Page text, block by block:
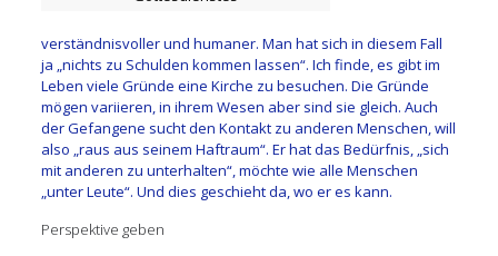
verständnisvoller und humaner. Man hat sich in diesem Fall
ja „nichts zu Schulden kommen lassen“. Ich finde, es gibt im
Leben viele Gründe eine Kirche zu besuchen. Die Gründe
mögen variieren, in ihrem Wesen aber sind sie gleich. Auch
der Gefangene sucht den Kontakt zu anderen Menschen, will
also „raus aus seinem Haftraum“. Er hat das Bedürfnis, „sich
mit anderen zu unterhalten“, möchte wie alle Menschen
„unter Leute“. Und dies geschieht da, wo er es kann.
Perspektive geben